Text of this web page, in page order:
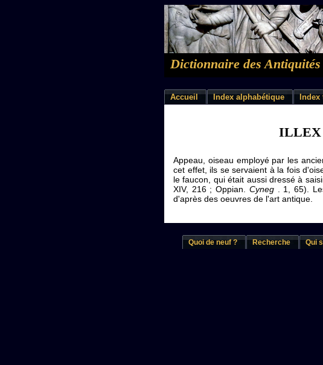
Dictionnaire des
Accueil Index alphabétique Index
ILLEX
Appeau, oiseau employé par les
cet effet, ils se servaient à la fois
le faucon, qui était aussi dressé à
XIV, 216 ; Oppian. Cyneg. 1, 65).
d'après des oeuvres de l'art antique.
Quoi de neuf ? Recherche Qui